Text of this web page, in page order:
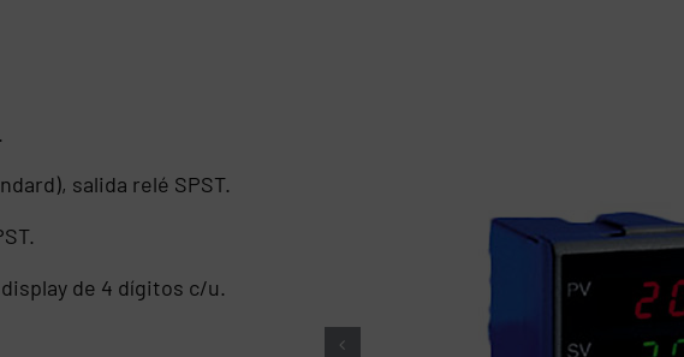
salida relé SPST.
display de 4 dígitos c/u.